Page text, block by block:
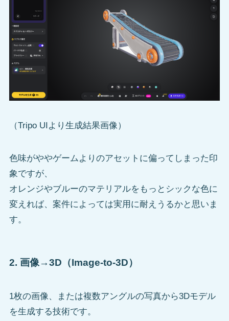
（Tripo UIより生成結果画像）
色味がややゲームよりのアセットに偏ってしまった印
象ですが、
オレンジやブルーのマテリアルをもっとシックな色に
変えれば、案件によっては実用に耐えうるかと思いま
す。
2. 画像→3D（Image-to-3D）
1枚の画像、または複数アングルの写真から3Dモデル
を生成する技術です。